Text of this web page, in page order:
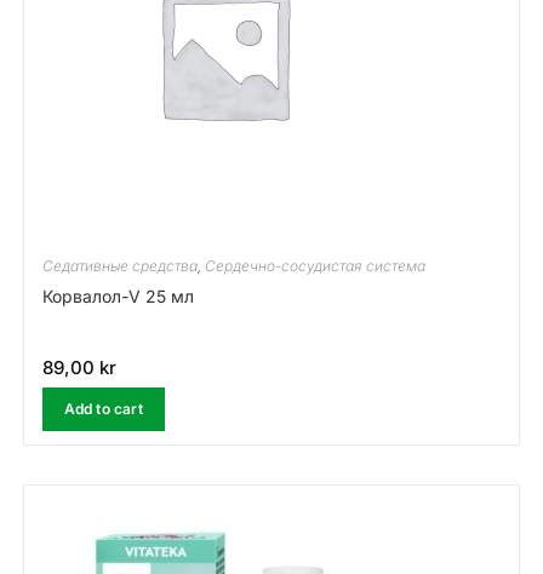
Седативные средства, Сердечно-сосудистая система
Корвалол-V 25 мл
89,00 kr
Add to cart